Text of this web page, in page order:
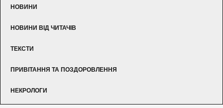
НОВИНИ
НОВИНИ ВІД ЧИТАЧІВ
ТЕКСТИ
ПРИВІТАННЯ ТА ПОЗДОРОВЛЕННЯ
НЕКРОЛОГИ